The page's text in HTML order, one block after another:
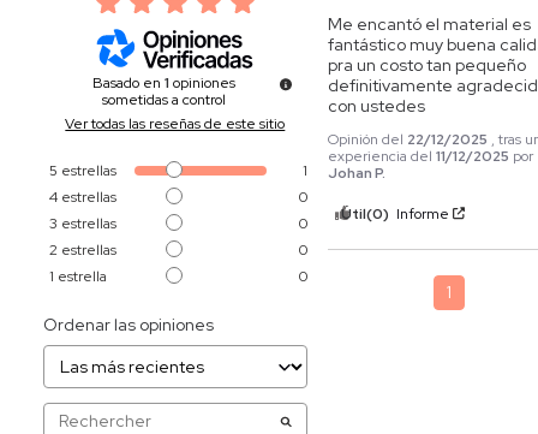
Basado en1 opiniones
sometidas a control
Ver todas las reseñas de este sitio
5 estrellas
1
4 estrellas
0
3 estrellas
0
2 estrellas
0
1 estrella 0
Ordenar las opiniones
Me encantó el material es
fantástico muy buena
pra un costo tan pequeño
definitivamente
con ustedes
Opinión del 22/12/2025 , tras
experiencia del11/12/2025 por
Johan P.
Útil(0) Informe
1